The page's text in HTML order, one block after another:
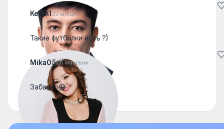
Kevin122 шілде
Такие футболки есть ?)
Mika0526 маусым
Забавно😂